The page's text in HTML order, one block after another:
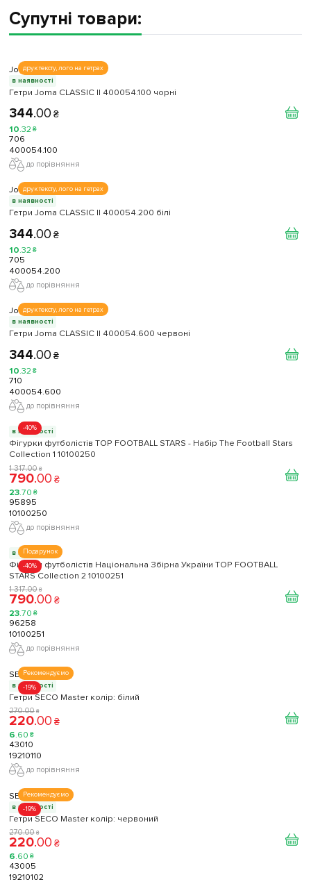
Супутні товари:
друк тексту, лого на гетрах
Joma
в наявності
Гетри Joma CLASSIC II 400054.100 чорні
344.00 ₴
10.32 ₴
706
400054.100
до порівняння
друк тексту, лого на гетрах
Joma
в наявності
Гетри Joma CLASSIC II 400054.200 білі
344.00 ₴
10.32 ₴
705
400054.200
до порівняння
друк тексту, лого на гетрах
Joma
в наявності
Гетри Joma CLASSIC II 400054.600 червоні
344.00 ₴
10.32 ₴
710
400054.600
до порівняння
-40%
в наявності
Фігурки футболістів TOP FOOTBALL STARS - Набір The Football Stars
Collection 1 10100250
1 317.00 ₴
790.00 ₴
23.70 ₴
95895
10100250
до порівняння
Подарунок
-40%
в наявності
Фігурки футболістів Національна Збірна України TOP FOOTBALL
STARS Collection 2 10100251
1 317.00 ₴
790.00 ₴
23.70 ₴
96258
10100251
до порівняння
Рекомендуємо
-19%
SECO
в наявності
Гетри SECO Master колір: білий
270.00 ₴
220.00 ₴
6.60 ₴
43010
19210110
до порівняння
Рекомендуємо
-19%
SECO
в наявності
Гетри SECO Master колір: червоний
270.00 ₴
220.00 ₴
6.60 ₴
43005
19210102